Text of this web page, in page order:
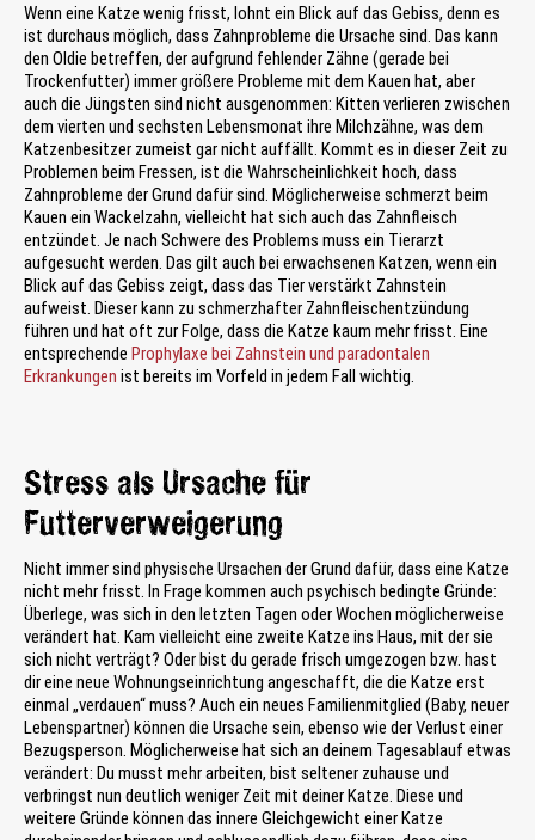
Wenn eine Katze wenig frisst, lohnt ein Blick auf das Gebiss, denn es
ist durchaus möglich, dass Zahnprobleme die Ursache sind. Das kann
den Oldie betreffen, der aufgrund fehlender Zähne (gerade bei
Trockenfutter) immer größere Probleme mit dem Kauen hat, aber
auch die Jüngsten sind nicht ausgenommen: Kitten verlieren zwischen
dem vierten und sechsten Lebensmonat ihre Milchzähne, was dem
Katzenbesitzer zumeist gar nicht auffällt. Kommt es in dieser Zeit zu
Problemen beim Fressen, ist die Wahrscheinlichkeit hoch, dass
Zahnprobleme der Grund dafür sind. Möglicherweise schmerzt beim
Kauen ein Wackelzahn, vielleicht hat sich auch das Zahnfleisch
entzündet. Je nach Schwere des Problems muss ein Tierarzt
aufgesucht werden. Das gilt auch bei erwachsenen Katzen, wenn ein
Blick auf das Gebiss zeigt, dass das Tier verstärkt Zahnstein
aufweist. Dieser kann zu schmerzhafter Zahnfleischentzündung
führen und hat oft zur Folge, dass die Katze kaum mehr frisst. Eine
entsprechende Prophylaxe bei Zahnstein und paradontalen
Erkrankungen ist bereits im Vorfeld in jedem Fall wichtig.
Stress als Ursache für
Futterverweigerung
Nicht immer sind physische Ursachen der Grund dafür, dass eine Katze
nicht mehr frisst. In Frage kommen auch psychisch bedingte Gründe:
Überlege, was sich in den letzten Tagen oder Wochen möglicherweise
verändert hat. Kam vielleicht eine zweite Katze ins Haus, mit der sie
sich nicht verträgt? Oder bist du gerade frisch umgezogen bzw. hast
dir eine neue Wohnungseinrichtung angeschafft, die die Katze erst
einmal „verdauen“ muss? Auch ein neues Familienmitglied (Baby, neuer
Lebenspartner) können die Ursache sein, ebenso wie der Verlust einer
Bezugsperson. Möglicherweise hat sich an deinem Tagesablauf etwas
verändert: Du musst mehr arbeiten, bist seltener zuhause und
verbringst nun deutlich weniger Zeit mit deiner Katze. Diese und
weitere Gründe können das innere Gleichgewicht einer Katze